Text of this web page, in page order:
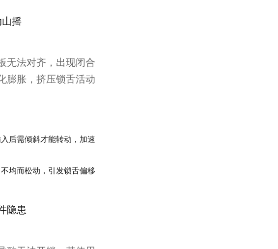
摇
无法对齐，出现闭合
膨胀，挤压锁舌活动
后需倾斜才能转动，加速
均而松动，引发锁舌偏移
隐患